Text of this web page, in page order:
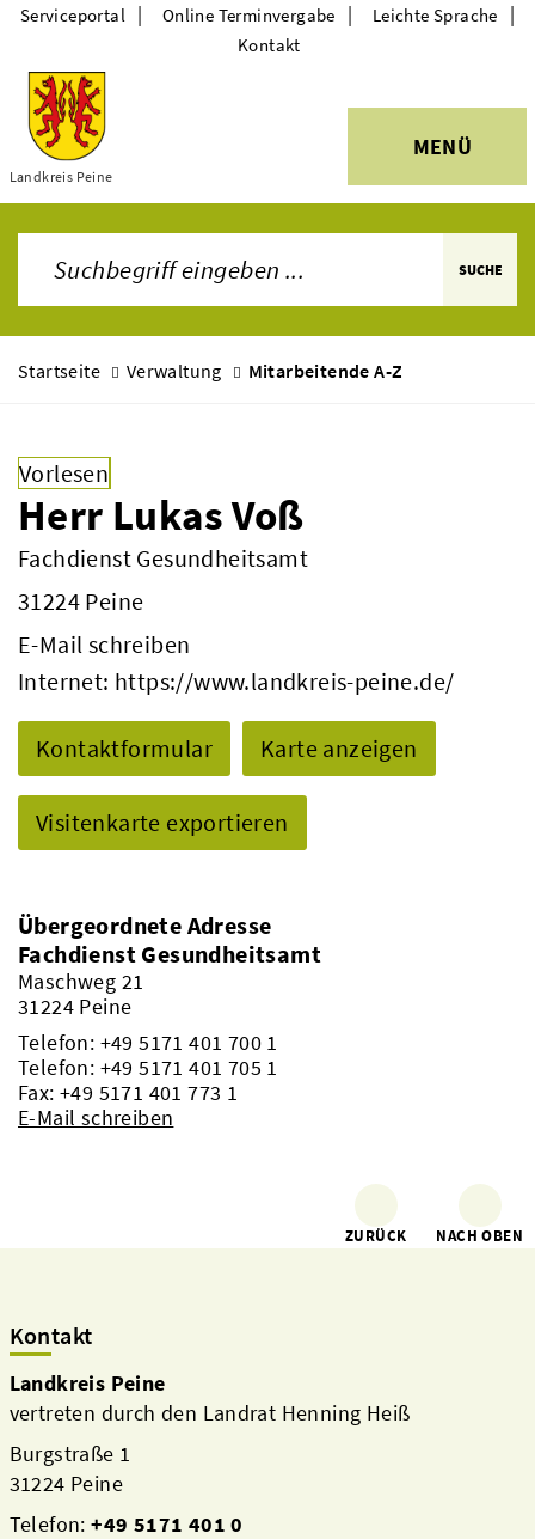
Themen
Landkreis Peine
MENÜ
Serviceportal | Online Terminvergabe | Leichte Sprache |
Kontakt
SUCHE
Startseite Verwaltung Mitarbeitende A-Z
Vorlesen
Herr Lukas Voß
Fachdienst Gesundheitsamt
31224 Peine
E-Mail schreiben
Internet: https://www.landkreis-peine.de/
Kontaktformular Karte anzeigen
Visitenkarte exportieren
Übergeordnete Adresse
Fachdienst Gesundheitsamt
Maschweg 21
31224 Peine
Telefon: +49 5171 401 700 1
Telefon: +49 5171 401 705 1
Fax: +49 5171 401 773 1
E-Mail schreiben
ZURÜCK NACH OBEN
Kontakt
Landkreis Peine
vertreten durch den Landrat Henning Heiß
Burgstraße 1
31224 Peine
Telefon:+49 5171 401 0